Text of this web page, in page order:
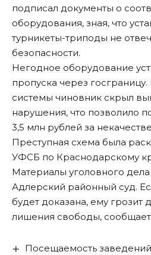
подписал документы о
оборудования, зная, что
турникеты-триподы не
безопасности.
Негодное оборудование
пропуска через
системы чиновник скрыл
нарушения, что позволило
3,5 млн рублей за
Преступная схема была
УФСБ по Краснодарскому
Материалы уголовного
Адлерский районный суд.
будет доказана, ему грозит
лишения свободы, сообщает
Посещаемость